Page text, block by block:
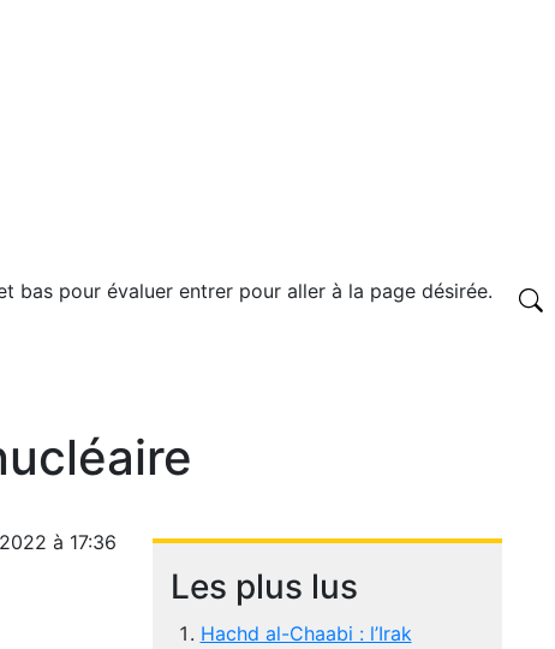
bas pour évaluer entrer pour aller à la page désirée.
à 17:36
Les plus lus
Hachd al-Chaabi : l’Irak